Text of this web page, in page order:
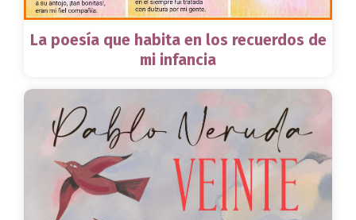
La poesía que habita en los recuerdos de
mi infancia